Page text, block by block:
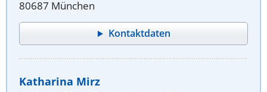
80687 München
Kontaktdaten
Katharina Mirz